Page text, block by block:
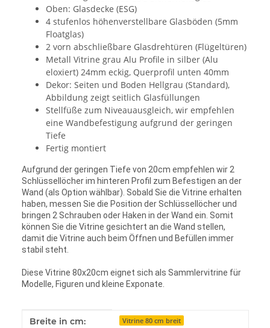
Oben: Glasdecke (ESG)
4 stufenlos höhenverstellbare Glasböden (5mm
Floatglas)
2 vorn abschließbare Glasdrehtüren (Flügeltüren)
Metall Vitrine grau Alu Profile in silber (Alu
eloxiert) 24mm eckig, Querprofil unten 40mm
Dekor: Seiten und Boden Hellgrau (Standard),
Abbildung zeigt seitlich Glasfüllungen
Stellfüße zum Niveauausgleich, wir empfehlen
eine Wandbefestigung aufgrund der geringen
Tiefe
Fertig montiert
Aufgrund der geringen Tiefe von 20cm empfehlen wir 2
Schlüssellöcher im hinteren Profil zum Befestigen an der
Wand (als Option wählbar). Sobald Sie die Vitrine erhalten
haben, messen Sie die Position der Schlüssellöcher und
bringen 2 Schrauben oder Haken in der Wand ein. Somit
können Sie die Vitrine gesichtert an die Wand stellen,
damit die Vitrine auch beim Öffnen und Befüllen immer
stabil steht.
Diese Vitrine 80x20cm eignet sich als Sammlervitrine für
Modelle, Figuren und kleine Exponate.
Produkteigenschaft
Wert
Breite in cm: Vitrine 80 cm breit